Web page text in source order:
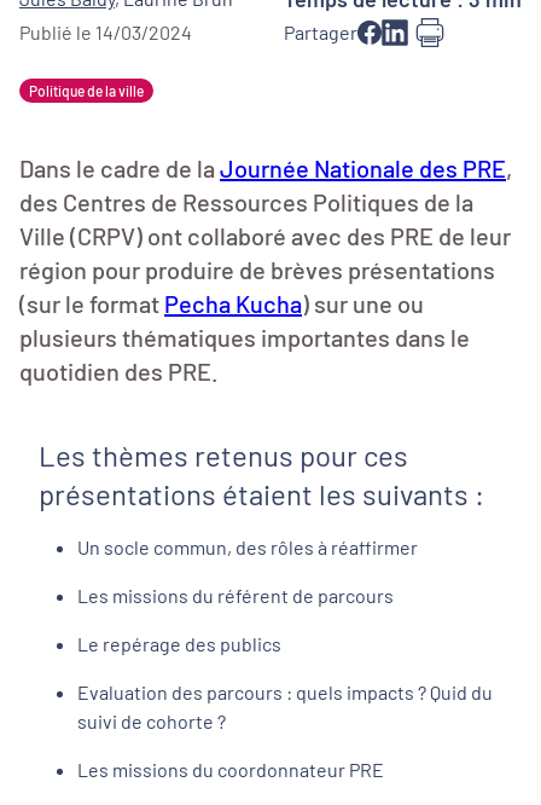
Publié le 14/03/2024
Partager
Politique de la ville
Dans le cadre de laJournée Nationale des PRE,
des Centres de Ressources Politiques de la
Ville (CRPV) ont collaboré avec des PRE de leur
région pour produire de brèves présentations
(sur le format Pecha Kucha) sur une ou
plusieurs thématiques importantes dans le
quotidien des PRE.
Les thèmes retenus pour ces
présentations étaient les suivants :
Un socle commun, des rôles à réaffirmer
Les missions du référent de parcours
Le repérage des publics
Evaluation des parcours : quels impacts ? Quid du
suivi de cohorte ?
Les missions du coordonnateur PRE